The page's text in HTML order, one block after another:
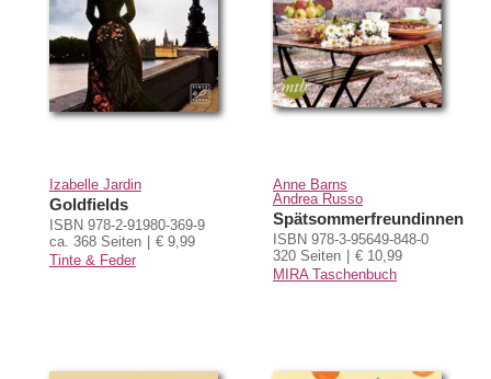
Izabelle Jardin
Goldfields
ISBN 978-2-91980-369-9
ca. 368 Seiten
€ 9,99
Tinte & Feder
Anne Barns
Andrea Russo
Spätsommerfreundinnen
ISBN 978-3-95649-848-0
320 Seiten
€ 10,99
MIRA Taschenbuch